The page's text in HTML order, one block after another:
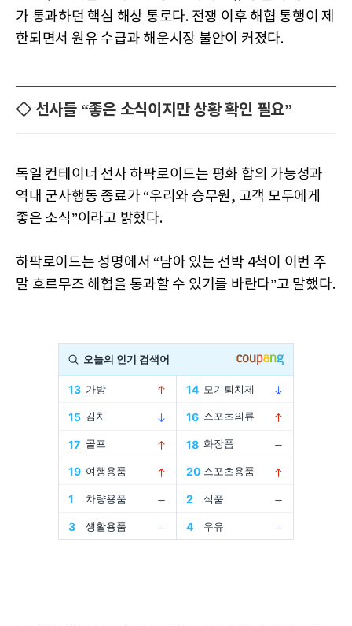
가 통과하던 핵심 해상 통로다. 전쟁 이후 해협 통행이 제
한되면서 원유 수급과 해운시장 불안이 커졌다.
◇ 선사들 “좋은 소식이지만 상황 확인 필요”
독일 컨테이너 선사 하팍로이드는 평화 합의 가능성과
역내 군사행동 종료가 “우리와 승무원, 고객 모두에게
좋은 소식”이라고 밝혔다.
하팍로이드는 성명에서 “남아 있는 선박 4척이 이번 주
말 호르무즈 해협을 통과할 수 있기를 바란다”고 말했다.